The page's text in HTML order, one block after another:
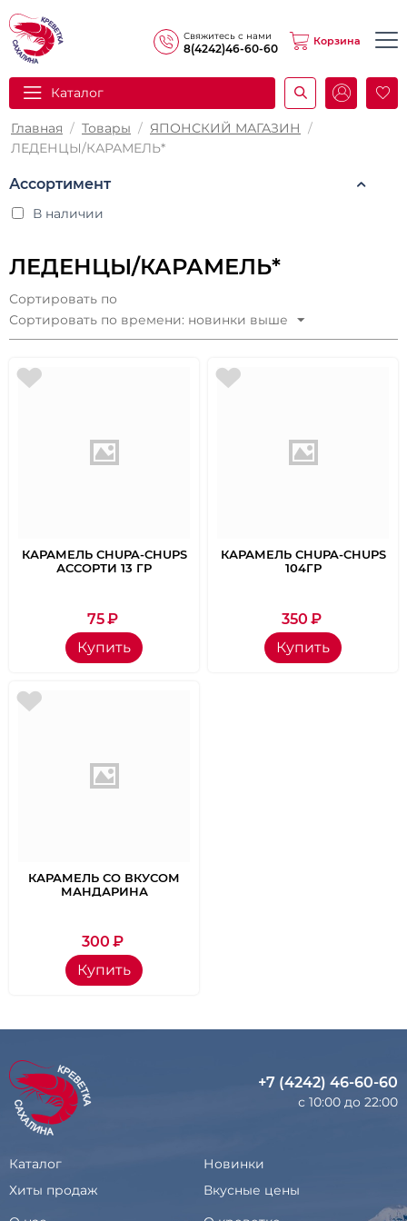
Свяжитесь с нами
8(4242)46-60-60
Корзина
Каталог
Главная / Товары / ЯПОНСКИЙ МАГАЗИН /
ЛЕДЕНЦЫ/КАРАМЕЛЬ*
Ассортимент
В наличии
ЛЕДЕНЦЫ/КАРАМЕЛЬ*
Сортировать по
Сортировать по времени: новинки выше
КАРАМЕЛЬ CHUPA-CHUPS
АССОРТИ 13 ГР
75₽
Купить
КАРАМЕЛЬ CHUPA-CHUPS
104ГР
350 ₽
Купить
КАРАМЕЛЬ СО ВКУСОМ
МАНДАРИНА
300 ₽
Купить
+7 (4242) 46-60-60
с 10:00 до 22:00
Каталог
Новинки
Хиты продаж
Вкусные цены